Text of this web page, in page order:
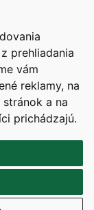
prehliadania
vám
reklamy, na
a na
prichádzajú.
výskumu,